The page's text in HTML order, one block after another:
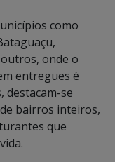
como
onde o
entregues é
destacam-se
bairros inteiros,
que